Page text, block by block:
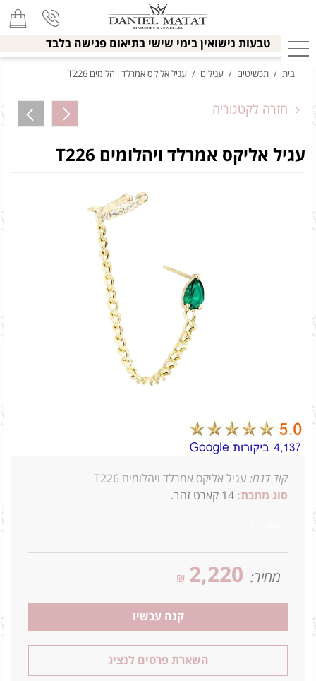
טבעות נישואין בימי שישי בתיאום פגישה בלבד
בית / תכשיטים / עגילים / עגיל אליקס אמרלד ויהלומים T226
חזרה לקטגוריה
עגיל אליקס אמרלד ויהלומים T226
קוד דגם: עגיל אליקס אמרלד ויהלומים T226
סוג מתכת: 14 קארט זהב.
מחיר: 2,220
₪
קנה עכשיו
השארת פרטים לנציג